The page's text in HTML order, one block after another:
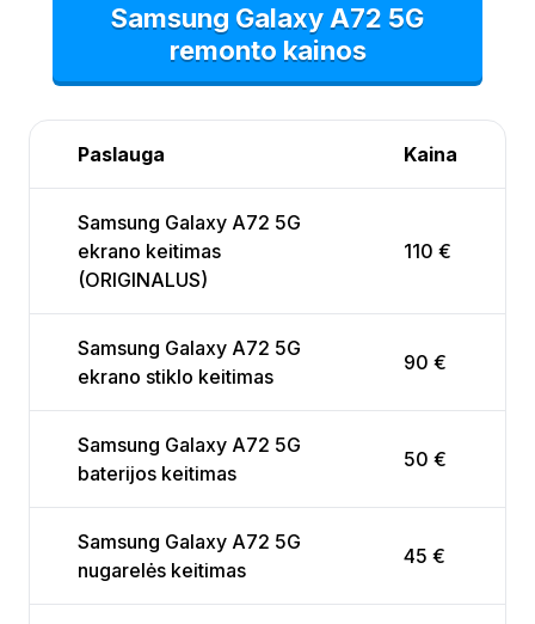
Samsung Galaxy A72 5G
remonto kainos
Paslauga Kaina
Samsung Galaxy A72 5G
ekrano keitimas
(ORIGINALUS)
110 €
Samsung Galaxy A72 5G
ekrano stiklo keitimas
90 €
Samsung Galaxy A72 5G
baterijos keitimas
50 €
Samsung Galaxy A72 5G
nugarelės keitimas
45 €